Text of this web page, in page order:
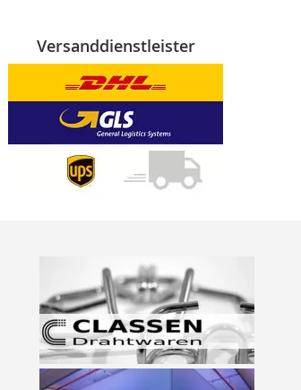
Versanddienstleister